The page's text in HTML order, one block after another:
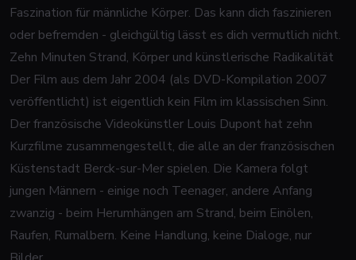
Faszination für männliche Körper. Das kann dich faszinieren
oder befremden - gleichgültig lässt es dich vermutlich nicht.
Zehn Minuten Strand, Körper und künstlerische Radikalität
Der Film aus dem Jahr 2004 (als DVD-Kompilation 2007
veröffentlicht) ist eigentlich kein Film im klassischen Sinn.
Der französische Videokünstler Louis Dupont hat zehn
Kurzfilme zusammengestellt, die alle an der französischen
Küstenstadt Berck-sur-Mer spielen. Die Kamera folgt
jungen Männern - einige noch Teenager, andere Anfang
zwanzig - beim Herumhängen am Strand, beim Einölen,
Raufen, Rumalbern. Keine Handlung, keine Dialoge, nur